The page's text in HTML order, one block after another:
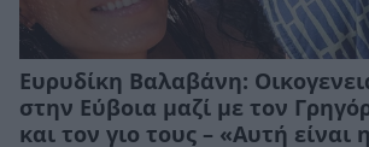
Ευρυδίκη Βαλαβάνη:
στην Εύβοια μαζί με τον
και τον γιο τους – «Αυτή είναι